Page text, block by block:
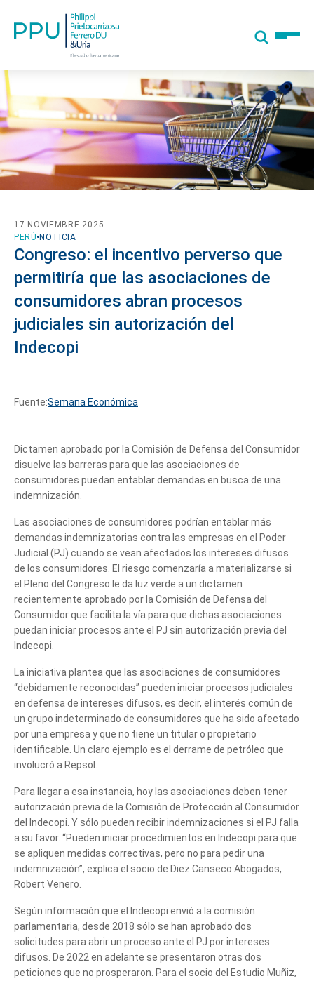
Cuéntanos, ¿Cómo
te podemos ayudar?
PERÚ NOTICIA
17 NOVIEMBRE 2025
Congreso: el incentivo perverso que
permitiría que las asociaciones de
consumidores abran procesos
judiciales sin autorización del
Indecopi
Fuente:Semana Económica
Dictamen aprobado por la Comisión de Defensa del Consumidor
disuelve las barreras para que las asociaciones de
consumidores puedan entablar demandas en busca de una
indemnización.
Las asociaciones de consumidores podrían entablar más
demandas indemnizatorias contra las empresas en el Poder
Judicial (PJ) cuando se vean afectados los intereses difusos
de los consumidores. El riesgo comenzaría a materializarse si
el Pleno del Congreso le da luz verde a un dictamen
recientemente aprobado por la Comisión de Defensa del
Consumidor que facilita la vía para que dichas asociaciones
puedan iniciar procesos ante el PJ sin autorización previa del
Indecopi.
La iniciativa plantea que las asociaciones de consumidores
“debidamente reconocidas” pueden iniciar procesos judiciales
en defensa de intereses difusos, es decir, el interés común de
un grupo indeterminado de consumidores que ha sido afectado
por una empresa y que no tiene un titular o propietario
identificable. Un claro ejemplo es el derrame de petróleo que
involucró a Repsol.
Para llegar a esa instancia, hoy las asociaciones deben tener
autorización previa de la Comisión de Protección al Consumidor
del Indecopi. Y sólo pueden recibir indemnizaciones si el PJ falla
a su favor. “Pueden iniciar procedimientos en Indecopi para que
se apliquen medidas correctivas, pero no para pedir una
indemnización”, explica el socio de Diez Canseco Abogados,
Robert Venero.
Según información que el Indecopi envió a la comisión
parlamentaria, desde 2018 sólo se han aprobado dos
solicitudes para abrir un proceso ante el PJ por intereses
difusos. De 2022 en adelante se presentaron otras dos
peticiones que no prosperaron. Para el socio del Estudio Muñiz,